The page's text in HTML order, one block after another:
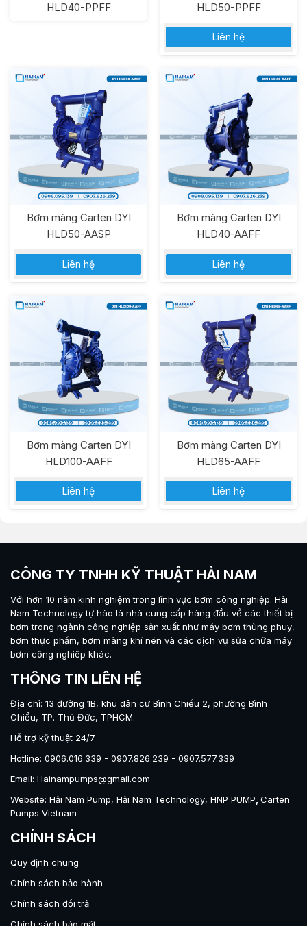
HLD40-PPFF
HLD50-PPFF
Liên hệ
Bơm màng Carten DYI
HLD50-AASP
Liên hệ
Bơm màng Carten DYI
HLD40-AAFF
Liên hệ
Bơm màng Carten DYI
HLD100-AAFF
Liên hệ
Bơm màng Carten DYI
HLD65-AAFF
Liên hệ
CÔNG TY TNHH KỸ THUẬT HẢI NAM
Với hơn 10 năm kinh nghiệm trong lĩnh vực bơm công nghiệp. Hải
Nam Technologytự hào là nhà cung cấp hàng đầu về các thiết bị
bơm trong ngành công nghiệp sản xuất như máy bơm thùng phuy,
bơm thực phẩm, bơm màng khí nén và các dịch vụ sửa chữa máy
bơm công nghiêp khác.
THÔNG TIN LIÊN HỆ
Địa chỉ: 13 đường 1B, khu dân cư Bình Chiểu 2, phường Bình
Chiểu, TP. Thủ Đức, TPHCM.
Hỗ trợ kỹ thuật 24/7
Hotline: 0906.016.339 - 0907.826.239 - 0907.577.339
Email: Hainampumps@gmail.com
Website: Hải Nam Pump, Hải Nam Technology, HNP PUMP Carten
Pumps Vietnam
CHÍNH SÁCH
Quy định chung
Chính sách bảo hành
Chính sách đổi trả